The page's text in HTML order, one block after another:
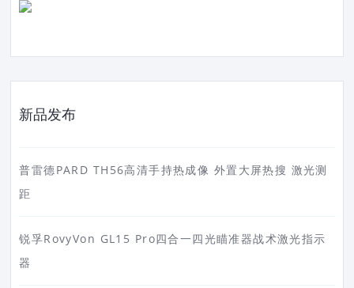
新品发布
普雷德PARD TH56高清手持热成像 外置大屏热搜 激光测
距
锐孚RovyVon GL15 Pro四合一四光瞄准器战术激光指示
器